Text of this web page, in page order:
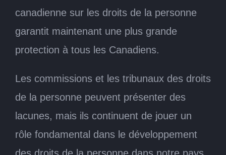
canadienne sur les droits de la personne
garantit maintenant une plus grande
protection à tous les Canadiens.
Les commissions et les tribunaux des droits
de la personne peuvent présenter des
lacunes, mais ils continuent de jouer un
rôle fondamental dans le développement